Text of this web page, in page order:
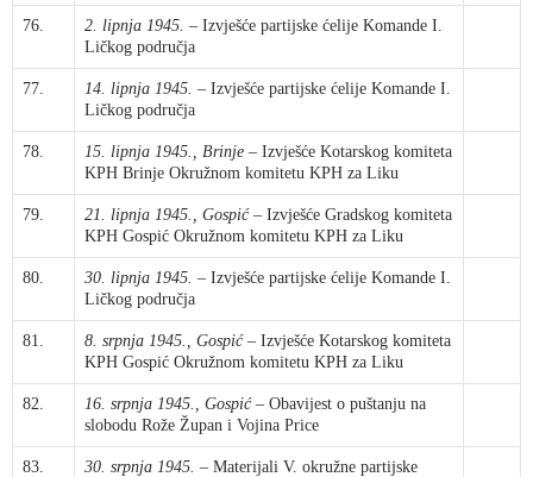
76. 2. lipnja 1945. – Izvješće partijske ćelije Komande I.
Ličkog područja
77. 14. lipnja 1945. – Izvješće partijske ćelije Komande I.
Ličkog područja
78. 15. lipnja 1945., Brinje – Izvješće Kotarskog komiteta
KPH Brinje Okružnom komitetu KPH za Liku
79. 21. lipnja 1945., Gospić – Izvješće Gradskog komiteta
KPH Gospić Okružnom komitetu KPH za Liku
80. 30. lipnja 1945. – Izvješće partijske ćelije Komande I.
Ličkog područja
81. 8. srpnja 1945., Gospić – Izvješće Kotarskog komiteta
KPH Gospić Okružnom komitetu KPH za Liku
82. 16. srpnja 1945., Gospić – Obavijest o puštanju na
slobodu Rože Župan i Vojina Price
83. 30. srpnja 1945. – Materijali V. okružne partijske